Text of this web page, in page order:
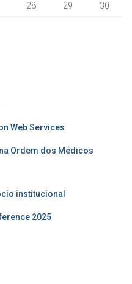
28 29 30
Web Services
Ordem dos Médicos
institucional
2025